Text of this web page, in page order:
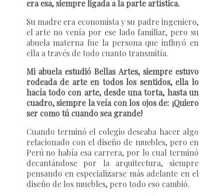
era esa, siempre ligada a la parte artística.
Su madre era economista y su padre ingeniero,
el arte no venía por ese lado familiar, pero su
abuela materna fue la persona que influyó en
ella a través de todo cuanto transmitía.
Mi abuela estudió Bellas Artes, siempre estuvo
rodeada de arte en todos los sentidos, ella lo
hacía todo con arte, desde una torta, hasta un
cuadro, siempre la veía con los ojos de: ¡Quiero
ser como tú cuando sea grande!
Cuando terminó el colegio deseaba hacer algo
relacionado con el diseño de muebles, pero en
Perú no había esa carrera, por lo cual terminó
decantándose por la arquitectura, siempre
pensando en especializarse más adelante en el
diseño de los muebles, pero todo eso cambió.